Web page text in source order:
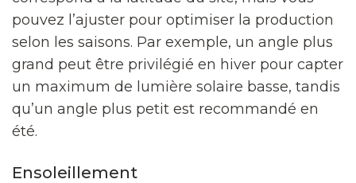
pouvez l’ajuster pour optimiser la production
selon les saisons. Par exemple, un angle plus
grand peut être privilégié en hiver pour capter
un maximum de lumière solaire basse, tandis
qu’un angle plus petit est recommandé en
été.
Ensoleillement